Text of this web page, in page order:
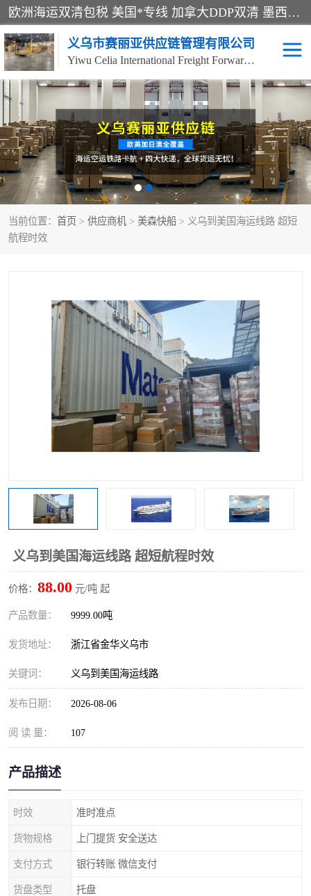
欧洲海运双清包税 美国*专线 加拿大DDP双清 墨西哥跨境空运 澳大利亚专线物流 跨境电商物流服务 国际快递到门服务 海运*渠道 一站式跨境物流解决方案 TikTok/SHEIN专线 电商平台FBA头程运输 国际铁路运输欧洲 UPS/DDHL/联邦快递跨境 美国双清到门物流 跨境*运输
义乌市赛丽亚供应链管理有限公司
Yiwu Celia International Freight Forwarding Co., Ltd
当前位置： 首页 > 供应商机 > 美森快船 > 义乌到美国海运线路 超短
航程时效
义乌到美国海运线路 超短航程时效
价格： 88.00 元/吨 起
产品数量： 9999.00吨
发货地址： 浙江省金华义乌市
关键词： 义乌到美国海运线路
发布日期： 2026-08-06
阅 读 量： 107
产品描述
时效 准时准点
货物规格 上门提货 安全送达
支付方式 银行转账 微信支付
货盘类型 托盘
美森快船 欧洲卡航
加拿大海运/空运-双清到
门
澳大利亚海运/空运-双清
到门
墨西哥海运/空运-双清到
门